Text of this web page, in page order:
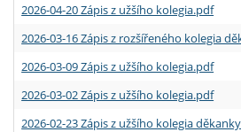
2026-04-20 Zápis z užšího kolegia.pdf
2026-03-16 Zápis z rozšířeného kolegia
2026-03-09 Zápis z užšího kolegia.pdf
2026-03-02 Zápis z užšího kolegia.pdf
2026-02-23 Zápis z užšího kolegia